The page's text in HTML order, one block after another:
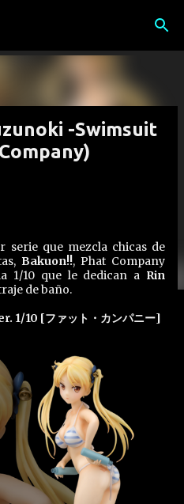
principal
-Swimsuit
serie que mezcla chicas de
Bakuon!!, Phat Company
1/10 que le dedican a Rin
de baño.
1/10 [ファット・カンパニー]